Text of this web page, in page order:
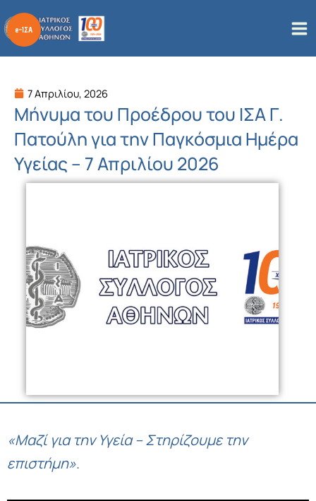
στο
περιεχόμενο
7 Απριλίου, 2026
Μήνυμα του Προέδρου του ΙΣΑ Γ.
Πατούλη για την Παγκόσμια Ημέρα
Υγείας – 7 Απριλίου 2026
«Μαζί για την Υγεία – Στηρίζουμε την
επιστήμη».